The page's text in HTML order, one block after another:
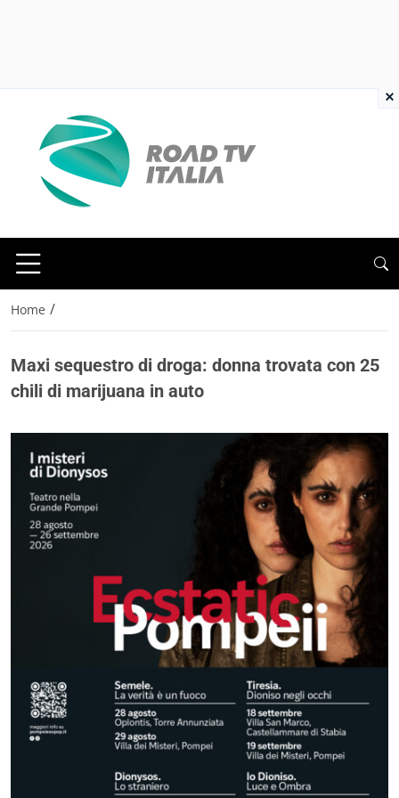
Home /
Maxi sequestro di droga: donna trovata con 25
chili di marijuana in auto
×